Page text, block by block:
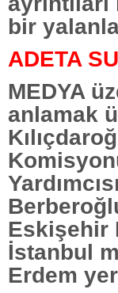
bir
ADETA
MEDYA
anlamak
Eskişehir
İstanbul
Erdem